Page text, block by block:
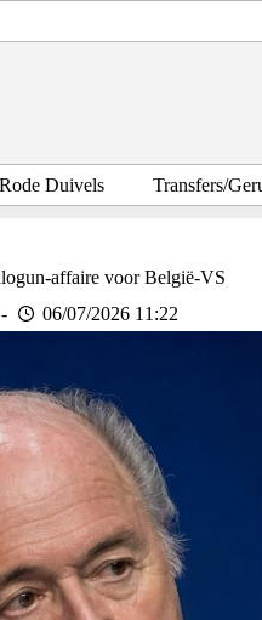
Rode Duivels Transfers/
affaire voor België-VS
06/07/2026 11:22